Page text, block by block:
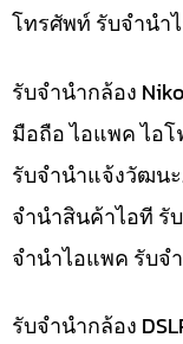
โทรศัพท์ รับจำนำ
รับจำนำกล้อง
มือถือ ไอแพค ไอ
รับจํานําแจ้งวัฒนะ
จำนำสินค้าไอที รั
จำนำไอแพค รับจ
รับจำนำกล้อง